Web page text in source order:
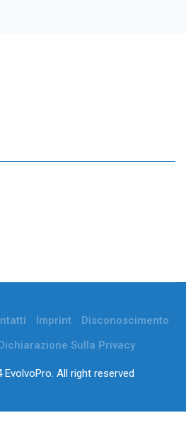
Imprint
Disconoscimento
Sulla Privacy
All right reserved